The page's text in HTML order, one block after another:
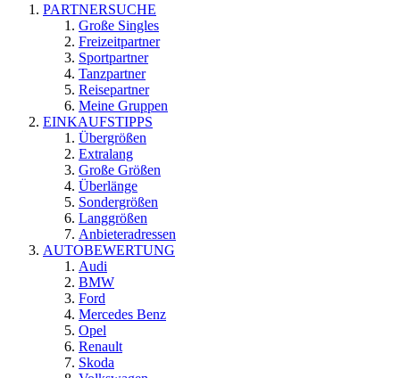
PARTNERSUCHE
Große Singles
Freizeitpartner
Sportpartner
Tanzpartner
Reisepartner
Meine Gruppen
EINKAUFSTIPPS
Übergrößen
Extralang
Große Größen
Überlänge
Sondergrößen
Langgrößen
Anbieteradressen
AUTOBEWERTUNG
Audi
BMW
Ford
Mercedes Benz
Opel
Renault
Skoda